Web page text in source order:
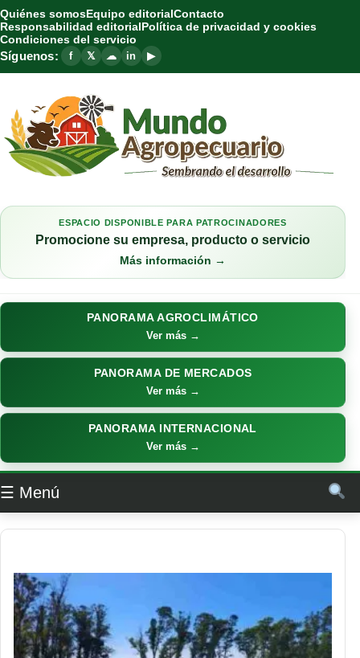
Quiénes somosEquipo editorialContacto
Responsabilidad editorialPolítica de privacidad y cookies
Condiciones del servicio
Síguenos: f 𝕏 ☁ in ▶
ESPACIO DISPONIBLE PARA PATROCINADORES
Promocione su empresa, producto o servicio
Más información →
PANORAMA AGROCLIMÁTICO
Ver más →
PANORAMA DE MERCADOS
Ver más →
PANORAMA INTERNACIONAL
Ver más →
☰ Menú